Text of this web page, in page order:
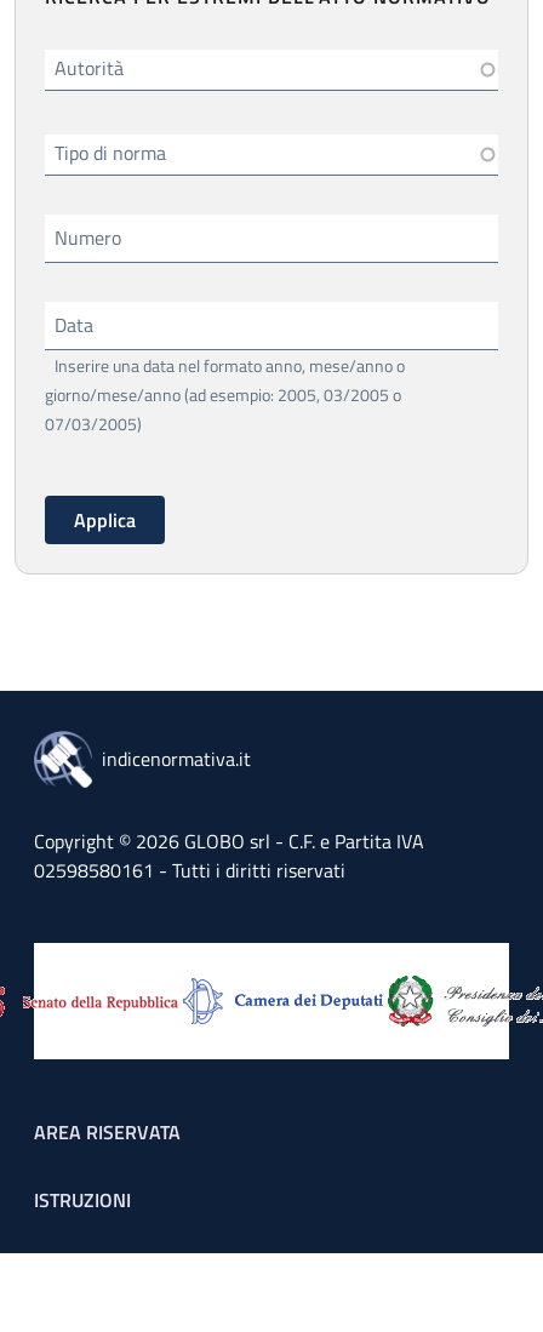
Autorità
Tipo di norma
Numero
Data
Inserire una data nel formato anno, mese/anno o
giorno/mese/anno (ad esempio: 2005, 03/2005 o
07/03/2005)
indicenormativa.it
Copyright © 2026 GLOBO srl - C.F. e Partita IVA
02598580161 - Tutti i diritti riservati
Footer menu
AREA RISERVATA
ISTRUZIONI